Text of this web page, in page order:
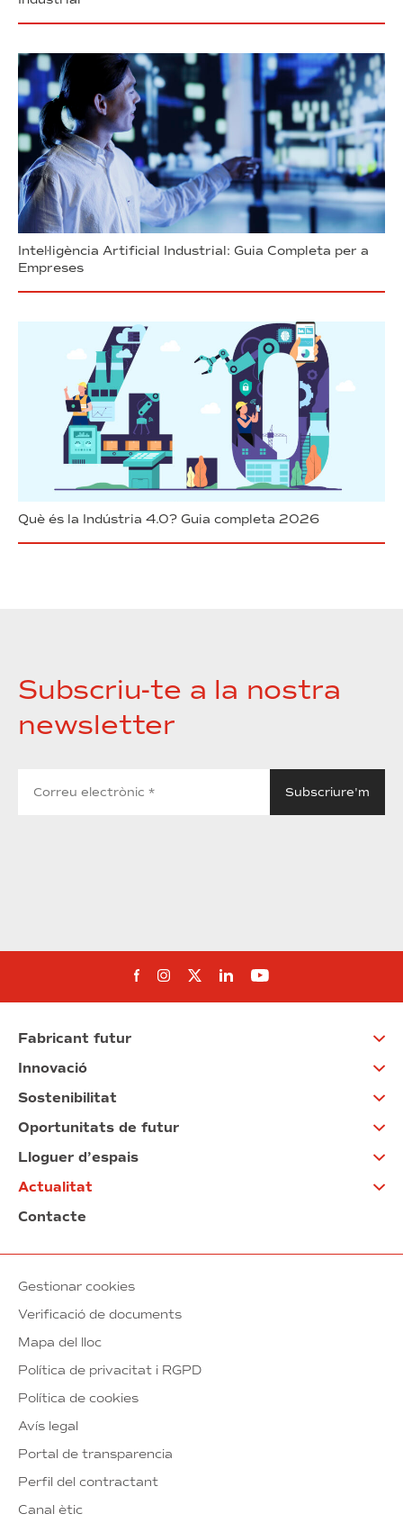
Intel·ligència Artificial Industrial: Guia Completa per a
Empreses
Què és la Indústria 4.0? Guia completa 2026
Subscriu-te a la nostra
newsletter
Segueix-nos al Facebook
Segueix-nos a Instagram
Segueix-nos a Twitter
Segueix-nos a
Segueix-nos a
Fabricant futur
Innovació
Sostenibilitat
Oportunitats de futur
Lloguer d’espais
Actualitat
Contacte
Gestionar cookies
Verificació de documents
Mapa del lloc
Política de privacitat i RGPD
Política de cookies
Avís legal
Portal de transparencia
Perfil del contractant
Canal ètic